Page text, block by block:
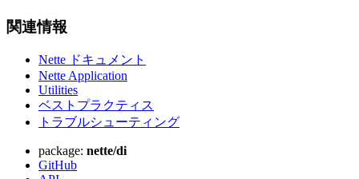
GitHub で表示
プレビューを開く
GitHub でこのページの問題を報告する
関連情報
Nette ドキュメント
Nette Application
Utilities
ベストプラクティス
トラブルシューティング
package: nette/di
GitHub